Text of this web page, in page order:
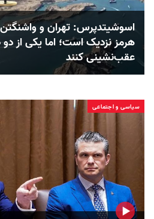
اسوشیتدپرس: تهران و واشنگتن
هرمز نزدیک است؛ اما یکی از
عقب‌نشینی کنند
سیاسی و اجتماعی